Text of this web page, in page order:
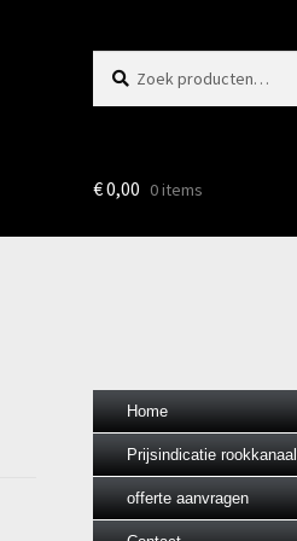
naar:
€0,00 0 items
Home
Prijsindicatie rookkanaal
offerte aanvragen